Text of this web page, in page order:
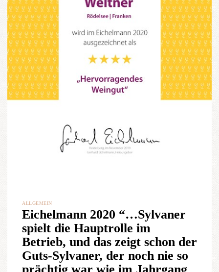
ALLGEMEIN
Eichelmann 2020 “…Sylvaner
spielt die Hauptrolle im
Betrieb, und das zeigt schon der
Guts-Sylvaner, der noch nie so
prächtig war wie im Jahrgang